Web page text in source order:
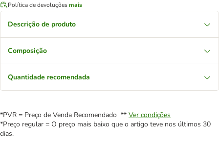
Política de devoluçõesmais
Descrição de produto
Composição
Quantidade recomendada
*PVR = Preço de Venda Recomendado ** Ver condições
*Preço regular = O preço mais baixo que o artigo teve nos últimos 30
dias.